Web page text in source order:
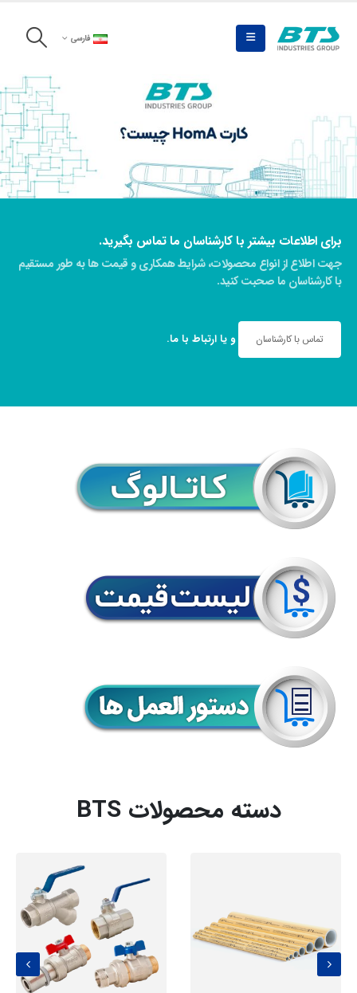
فارسی
برای اطلاعات بیشتر با کارشناسان ما تماس بگیرید.
جهت اطلاع از انواع محصولات، شرایط همکاری و قیمت ها به طور مستقیم
با کارشناسان ما صحبت کنید.
تماس با کارشناسان و یاارتباط با ما.
دسته محصولات BTS